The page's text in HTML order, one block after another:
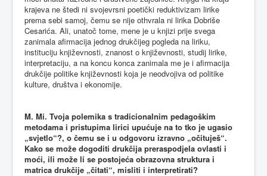
krajeva ne štedi ni svojevrsni poetički reduktivizam lirike
prema sebi samoj, čemu se nije othvrala ni lirika Dobriše
Cesarića. Ali, unatoč tome, mene je u knjizi prije svega
zanimala afirmacija jednog drukčijeg pogleda na liriku,
instituciju književnosti, znanost o književnosti, studij lirike,
interpretaciju, a na koncu konca zanimala me je i afirmacija
drukčije politike književnosti koja je neodvojiva od politike
kulture, društva i ekonomije.
M. Mi. Tvoja polemika s tradicionalnim pedagoškim
metodama i pristupima lirici upućuje na to tko je ugasio
„svjetlo“?, o čemu se i u odgovoru izravno „očituješ“.
Kako se može dogoditi drukčija preraspodjela ovlasti i
moći, ili može li se postojeća obrazovna struktura i
matrica drukčije „čitati“, misliti i interpretirati?